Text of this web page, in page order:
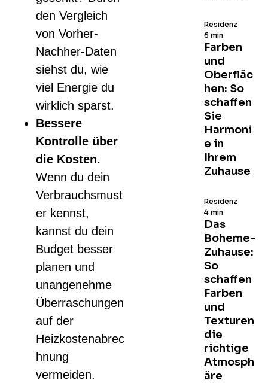
den Vergleich
von Vorher-
Nachher-Daten
siehst du, wie
viel Energie du
wirklich sparst.
Bessere
Kontrolle über
die Kosten.
Wenn du dein
Verbrauchsmust
er kennst,
kannst du dein
Budget besser
planen und
unangenehme
Überraschungen
auf der
Heizkostenabrec
hnung
vermeiden.
Farben
und
Oberfläc
hen: So
schaffen
Sie
Harmoni
e in
Ihrem
Zuhause
Residenz
6 min
Das
Boheme-
Zuhause:
So
schaffen
Farben
und
Texturen
die
richtige
Atmosph
äre
Residenz
4 min